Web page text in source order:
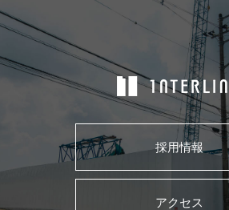
採用情報
アクセス